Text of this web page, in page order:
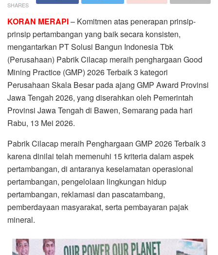
SHARES
KORAN MERAPI– Komitmen atas penerapan prinsip-
prinsip pertambangan yang baik secara konsisten,
mengantarkan PT Solusi Bangun Indonesia Tbk
(Perusahaan) Pabrik Cilacap meraih penghargaan Good
Mining Practice (GMP) 2026 Terbaik 3 kategori
Perusahaan Skala Besar pada ajang GMP Award Provinsi
Jawa Tengah 2026, yang diserahkan oleh Pemerintah
Provinsi Jawa Tengah di Bawen, Semarang pada hari
Rabu, 13 Mei 2026.
Pabrik Cilacap meraih Penghargaan GMP 2026 Terbaik 3
karena dinilai telah memenuhi 15 kriteria dalam aspek
pertambangan, di antaranya keselamatan operasional
pertambangan, pengelolaan lingkungan hidup
pertambangan, reklamasi dan pascatambang,
pemberdayaan masyarakat, serta pembayaran pajak
mineral.